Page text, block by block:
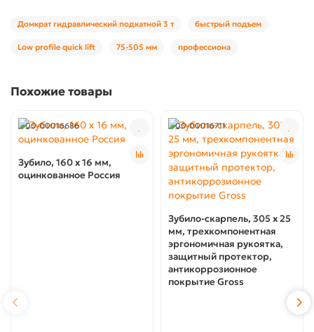
Домкрат гидравлический подкатной 3 т быстрый подъем
Low profile quick lift 75-505 мм профессиона
Похожие товары
00-00016686
Зубило, 160 х 16 мм,
оцинкованное Россия
00-00016711
Зубило-скарпель, 305 х 25
мм, трехкомпонентная
эргономичная рукоятка,
защитный протектор,
антикоррозионное
покрытие Gross